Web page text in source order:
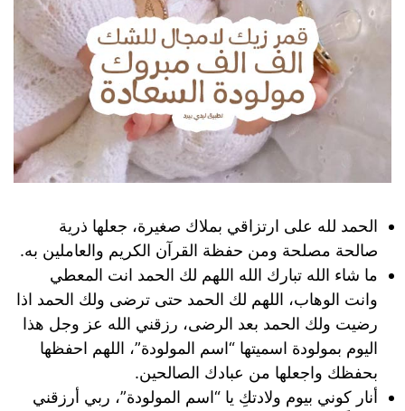
الحمد لله على ارتزاقي بملاك صغيرة، جعلها ذرية
صالحة مصلحة ومن حفظة القرآن الكريم والعاملين به.
ما شاء الله تبارك الله اللهم لك الحمد انت المعطي
وانت الوهاب، اللهم لك الحمد حتى ترضى ولك الحمد اذا
رضيت ولك الحمد بعد الرضى، رزقني الله عز وجل هذا
اليوم بمولودة اسميتها “اسم المولودة”، اللهم احفظها
بحفظك واجعلها من عبادك الصالحين.
أنار كوني بيوم ولادتكِ يا “اسم المولودة”، ربي أرزقني